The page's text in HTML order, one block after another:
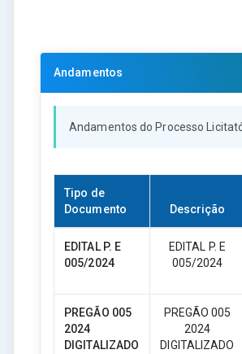
Andamentos
Andamentos do Processo
Tipo de
Documento
Descrição
EDITAL P. E
005/2024
EDITAL P. E
005/2024
PREGÃO 005
2024
DIGITALIZADO
PREGÃO 005
2024
DIGITALIZADO